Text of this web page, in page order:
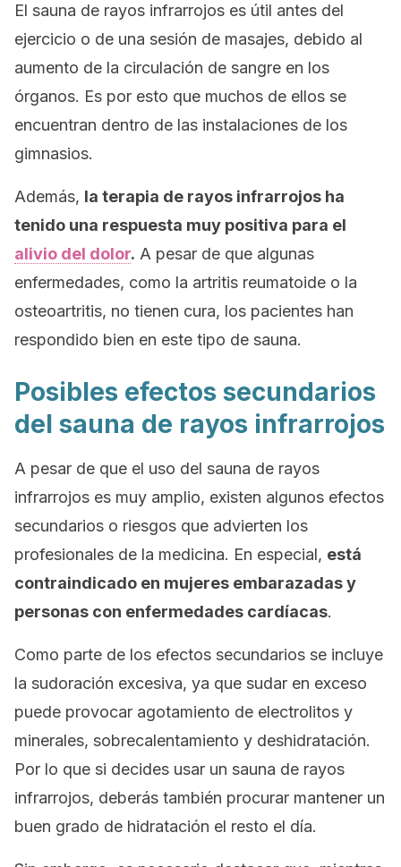
El sauna de rayos infrarrojos es útil antes del
ejercicio o de una sesión de masajes, debido al
aumento de la circulación de sangre en los
órganos. Es por esto que muchos de ellos se
encuentran dentro de las instalaciones de los
gimnasios.
Además, la terapia de rayos infrarrojos ha
tenido una respuesta muy positiva para el
alivio del dolor. A pesar de que algunas
enfermedades, como la artritis reumatoide o la
osteoartritis, no tienen cura, los pacientes han
respondido bien en este tipo de sauna.
Posibles efectos secundarios
del sauna de rayos infrarrojos
A pesar de que el uso del sauna de rayos
infrarrojos es muy amplio, existen algunos efectos
secundarios o riesgos que advierten los
profesionales de la medicina. En especial, está
contraindicado en mujeres embarazadas y
personas con enfermedades cardíacas.
Como parte de los efectos secundarios se incluye
la sudoración excesiva, ya que sudar en exceso
puede provocar agotamiento de electrolitos y
minerales, sobrecalentamiento y deshidratación.
Por lo que si decides usar un sauna de rayos
infrarrojos, deberás también procurar mantener un
buen grado de hidratación el resto el día.